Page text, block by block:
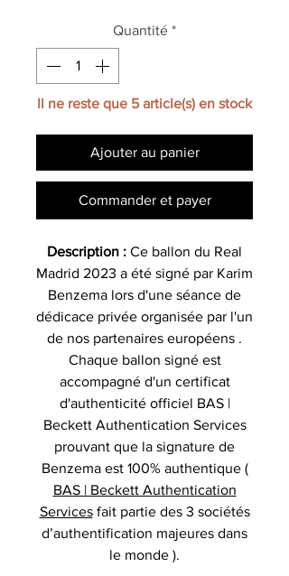
Quantité *
Il ne reste que 5 article(s) en stock
Ajouter au panier
Commander et payer
Description : Ce ballon du Real
Madrid 2023 a été signé par Karim
Benzema lors d'une séance de
dédicace privée organisée par l'un
de nos partenaires européens .
Chaque ballon signé est
accompagné d'un certificat
d'authenticité officiel BAS |
Beckett Authentication Services
prouvant que la signature de
Benzema est 100% authentique (
BAS | Beckett Authentication
Servicesfait partie des 3 sociétés
d’authentification majeures dans
le monde ).